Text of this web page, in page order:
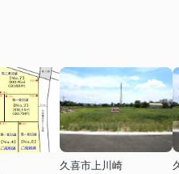
久喜市上川崎